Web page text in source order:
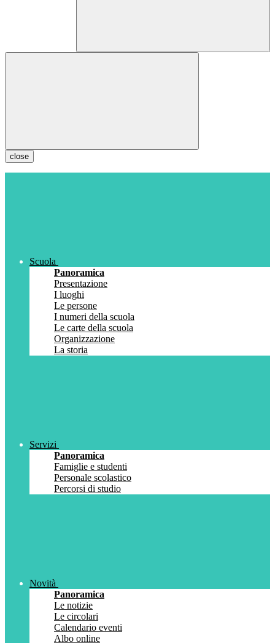
close
Scuola
Panoramica
Presentazione
I luoghi
Le persone
I numeri della scuola
Le carte della scuola
Organizzazione
La storia
Servizi
Panoramica
Famiglie e studenti
Personale scolastico
Percorsi di studio
Novità
Panoramica
Le notizie
Le circolari
Calendario eventi
Albo online